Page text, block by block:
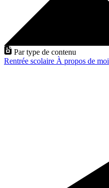
Par type de contenu
Rentrée scolaire À propos de moi